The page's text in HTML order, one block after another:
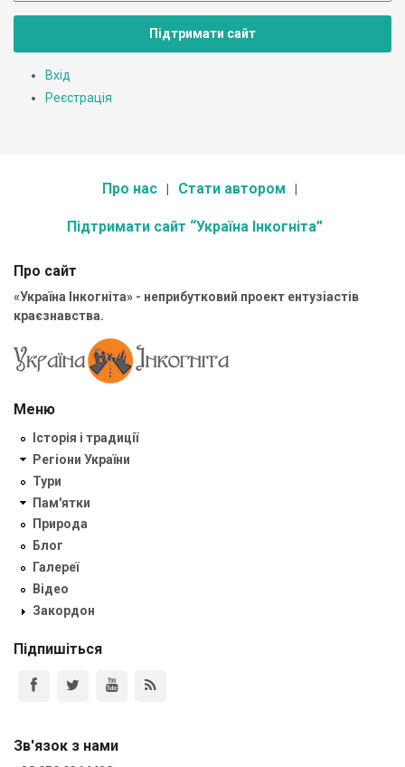
Підтримати сайт
Вхід
Реєстрація
Про нас Стати автором
Підтримати сайт “Україна Інкогніта”
Про сайт
«Україна Інкогніта» - неприбутковий проект ентузіастів
краєзнавства.
Меню
Історія і традиції
Регіони України
Тури
Пам'ятки
Природа
Блог
Галереї
Відео
Закордон
Підпишіться
Зв'язок з нами